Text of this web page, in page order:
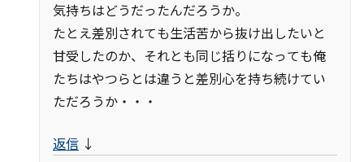
気持ちはどうだったんだろうか。
たとえ差別されても生活苦から抜け出したいと
甘受したのか、それとも同じ括りになっても俺
たちはやつらとは違うと差別心を持ち続けてい
ただろうか・・・
返信 ↓